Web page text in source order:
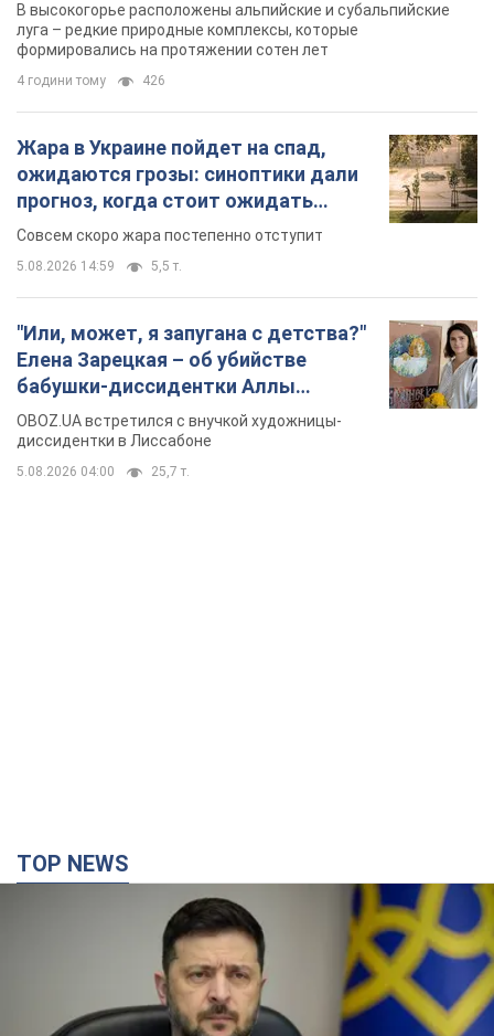
В высокогорье расположены альпийские и субальпийские
луга – редкие природные комплексы, которые
формировались на протяжении сотен лет
4 години тому 426
Жара в Украине пойдет на спад,
ожидаются грозы: синоптики дали
прогноз, когда стоит ожидать
изменения погоды
Совсем скоро жара постепенно отступит
5.08.2026 14:59 5,5 т.
"Или, может, я запугана с детства?"
Елена Зарецкая – об убийстве
бабушки-диссидентки Аллы
Горской, критике сына Стуса и
бегстве в Португалию с пятью
детьми
OBOZ.UA встретился с внучкой художницы-
диссидентки в Лиссабоне
5.08.2026 04:00 25,7 т.
TOP NEWS